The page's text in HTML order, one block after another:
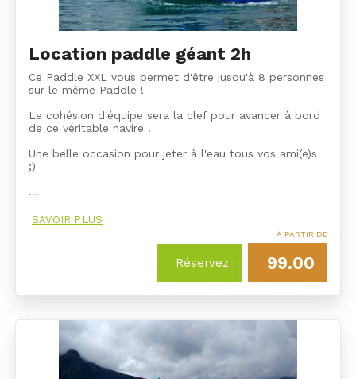
Location paddle géant 2h
Ce Paddle XXL vous permet d'être jusqu'à 8 personnes
sur le même Paddle !
Le cohésion d'équipe sera la clef pour avancer à bord
de ce véritable navire !
Une belle occasion pour jeter à l'eau tous vos ami(e)s
;)
…
SAVOIR PLUS
Réservez
À PARTIR DE
99.00